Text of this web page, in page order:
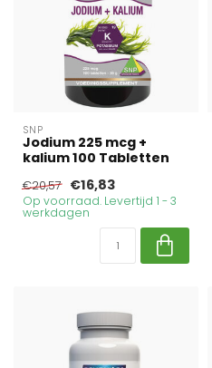
SNP
Jodium 225 mcg +
kalium 100 Tabletten
€20,57 €16,83
Op voorraad. Levertijd 1 - 3
werkdagen